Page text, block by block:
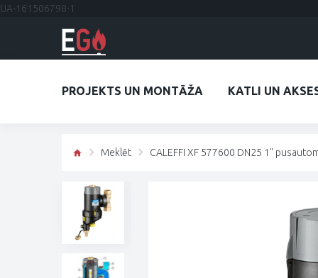
UA-161506798-1
PROJEKTS UN MONTĀŽA KATLI UN
Meklēt CALEFFI XF 577600 DN25 1"